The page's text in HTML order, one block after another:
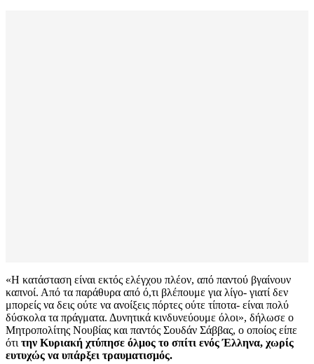
«Η κατάσταση είναι εκτός ελέγχου πλέον, από παντού βγαίνουν
καπνοί. Από τα παράθυρα από ό,τι βλέπουμε για λίγο- γιατί δεν
μπορείς να δεις ούτε να ανοίξεις πόρτες ούτε τίποτα- είναι πολύ
δύσκολα τα πράγματα. Δυνητικά κινδυνεύουμε όλοι», δήλωσε ο
Μητροπολίτης Νουβίας και παντός Σουδάν Σάββας, ο οποίος είπε
ότι την Κυριακή χτύπησε όλμος το σπίτι ενός Έλληνα, χωρίς
ευτυχώς να υπάρξει τραυματισμός.